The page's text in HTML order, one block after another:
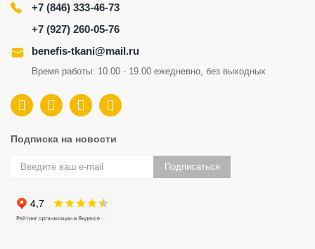
+7 (846) 333-46-73
+7 (927) 260-05-76
benefis-tkani@mail.ru
Время работы: 10.00 - 19.00 ежедневно, без выходных
Подписка на новости
Подписаться